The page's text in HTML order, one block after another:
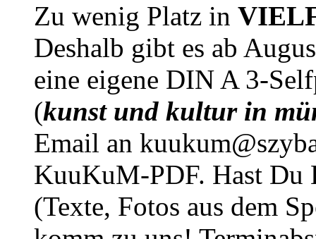
Zu wenig Platz in
Deshalb gibt es ab
eine eigene DIN A 3-
(kunst und kultur in
Email an
KuuKuM-PDF. Hast Du
(Texte, Fotos aus dem